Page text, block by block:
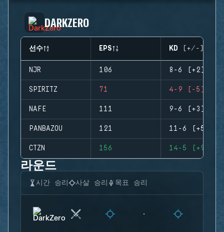
DARKZERO
선수 EPS KD (+/-)
NJR 106 8-6 (+2)
SPIRITZ 71 4-9 (-5)
NAFE 111 9-6 (+3)
PANBAZOU 121 11-6 (+5)
CTZN 156 14-5 (+9)
라운드
시간 승리 사살 승리 목표 승리